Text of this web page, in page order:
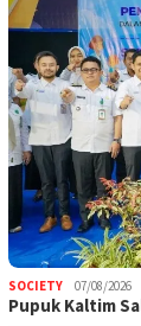
SOCIETY 07/08/2026
Pupuk Kaltim